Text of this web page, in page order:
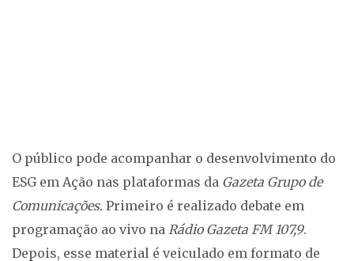
O público pode acompanhar o desenvolvimento do
ESG em Ação nas plataformas da Gazeta Grupo de
Comunicações. Primeiro é realizado debate em
programação ao vivo na Rádio Gazeta FM 107,9.
Depois, esse material é veiculado em formato de